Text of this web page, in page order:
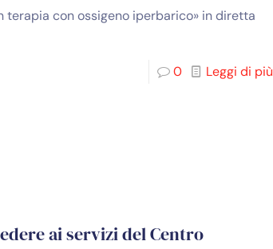
terapia con ossigeno iperbarico» in diretta
0 Leggi di più
ai servizi del Centro